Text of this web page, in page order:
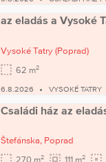
az eladás a Vysoké
Vysoké Tatry (Poprad)
62 m2
6.8.2026 VYSOKÉ TATRY
Családi ház az
Štefánska, Poprad
270 m2 111 m2